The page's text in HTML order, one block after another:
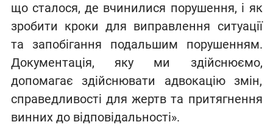
що сталося, де вчинилися порушення, і як
зробити кроки для виправлення ситуації
та запобігання подальшим порушенням.
Документація, яку ми здійснюємо,
допомагає здійснювати адвокацію змін,
справедливості для жертв та притягнення
винних до відповідальності».